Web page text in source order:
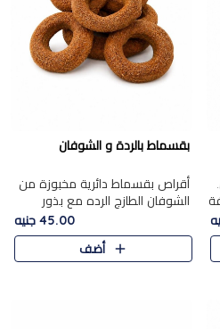
بقسماط بالردة و الشوفان
أقراص بقسماط دائرية مخبوزة من
الشوفان الطازج الرده مع بذور
مختارة. قرمشة الحبوب والبذور،
بداية صحية لكل صباح.
45.00 جنيه
أضف